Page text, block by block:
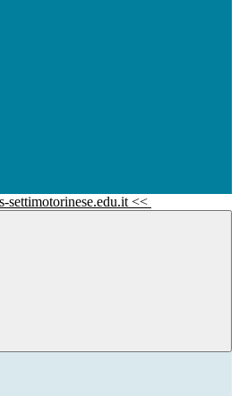
settimotorinese.edu.it <<